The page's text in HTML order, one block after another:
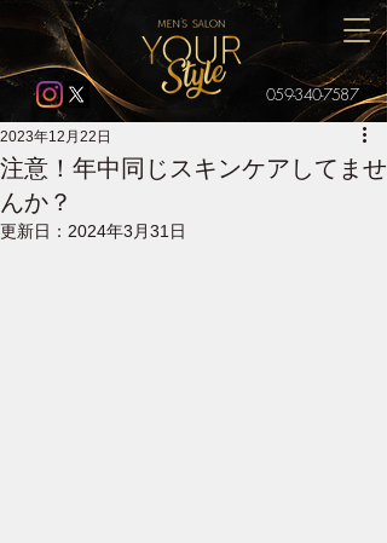
059-340-7587
注意！年中同じスキンケアしてませ
んか？
2023年12月22日
更新日： 2024年3月31日